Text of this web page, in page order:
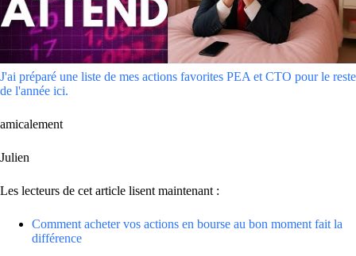
J'ai préparé une liste de mes actions favorites PEA et CTO pour le reste
de l'année ici.
amicalement
Julien
Les lecteurs de cet article lisent maintenant :
Comment acheter vos actions en bourse au bon moment fait la
différence